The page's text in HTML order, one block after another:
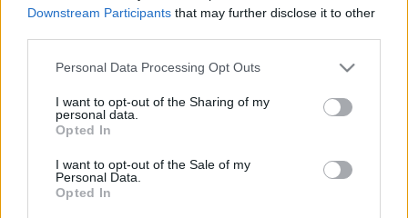
Downstream Participants that may further disclose it to other
Please note that this website/app uses one or more Google
not limited to your visit or usage behaviour. You may click to
grant or deny consent to Google and its third-party tags to
use your data for below specified purposes in below Google
consent section.
Personal Data Processing Opt Outs
I want to opt-out of the Sharing of my
personal data.
Opted In
I want to opt-out of the Sale of my
Personal Data.
Opted In
Άλλαξε η «ζυγαριά»
του MSCI - Οι
βλέπουν νέο 2015 - Το
ΤΕΡΝΑ): Πώς φτάσαμε
στην ολοκλήρωση του